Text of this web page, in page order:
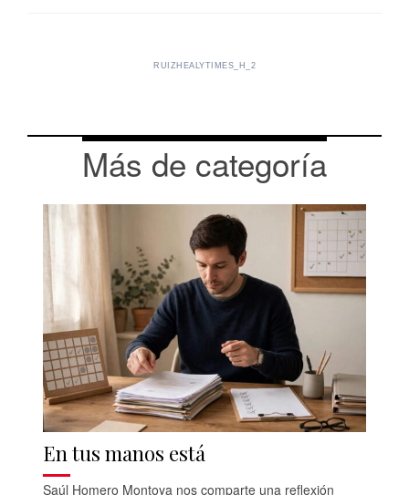
RUIZHEALYTIMES_H_2
Más de categoría
En tus manos está
Saúl Homero Montoya nos comparte una reflexión